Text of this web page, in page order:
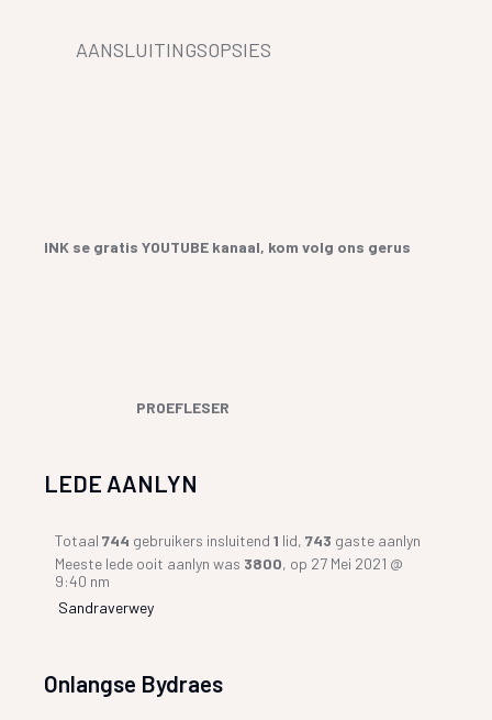
AANSLUITINGSOPSIES
INK se gratis YOUTUBE kanaal, kom volg ons gerus
PROEFLESER
LEDE AANLYN
Totaal744 gebruikers insluitend1 lid,743 gaste aanlyn
Meeste lede ooit aanlyn was 3800, op 27 Mei 2021 @
9:40 nm
Sandraverwey
Onlangse Bydraes